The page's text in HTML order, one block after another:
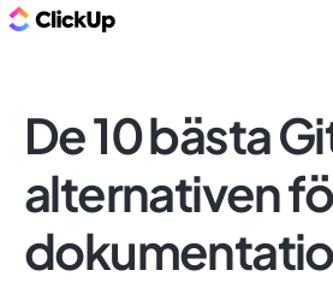
De 10 bästa
alternativen